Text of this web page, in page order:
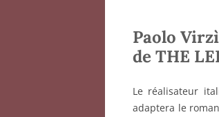
Paolo
de THE
Le réalisateur
adaptera le